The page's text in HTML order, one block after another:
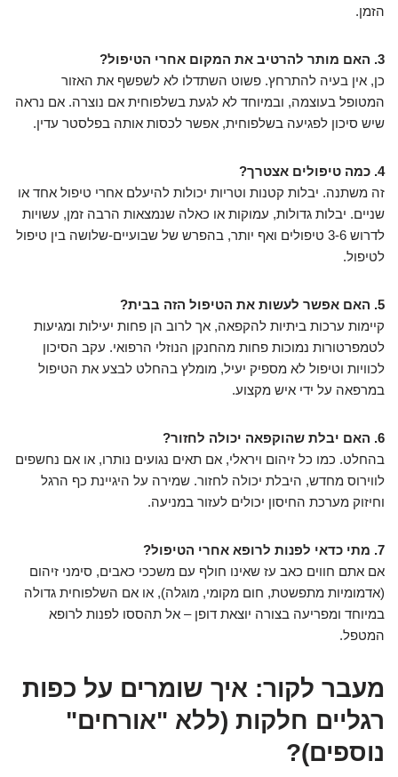
הזמן.
3. האם מותר להרטיב את המקום אחרי הטיפול?
כן, אין בעיה להתרחץ. פשוט השתדלו לא לשפשף את האזור
המטופל בעוצמה, ובמיוחד לא לגעת בשלפוחית אם נוצרה. אם נראה
שיש סיכון לפגיעה בשלפוחית, אפשר לכסות אותה בפלסטר עדין.
4. כמה טיפולים אצטרך?
זה משתנה. יבלות קטנות וטריות יכולות להיעלם אחרי טיפול אחד או
שניים. יבלות גדולות, עמוקות או כאלה שנמצאות הרבה זמן, עשויות
לדרוש 3-6 טיפולים ואף יותר, בהפרש של שבועיים-שלושה בין טיפול
לטיפול.
5. האם אפשר לעשות את הטיפול הזה בבית?
קיימות ערכות ביתיות להקפאה, אך לרוב הן פחות יעילות ומגיעות
לטמפרטורות נמוכות פחות מהחנקן הנוזלי הרפואי. עקב הסיכון
לכוויות וטיפול לא מספיק יעיל, מומלץ בהחלט לבצע את הטיפול
במרפאה על ידי איש מקצוע.
6. האם יבלת שהוקפאה יכולה לחזור?
בהחלט. כמו כל זיהום ויראלי, אם תאים נגועים נותרו, או אם נחשפים
לווירוס מחדש, היבלת יכולה לחזור. שמירה על היגיינת כף הרגל
וחיזוק מערכת החיסון יכולים לעזור במניעה.
7. מתי כדאי לפנות לרופא אחרי הטיפול?
אם אתם חווים כאב עז שאינו חולף עם משככי כאבים, סימני זיהום
(אדמומיות מתפשטת, חום מקומי, מוגלה), או אם השלפוחית גדולה
במיוחד ומפריעה בצורה יוצאת דופן – אל תהססו לפנות לרופא
המטפל.
מעבר לקור: איך שומרים על כפות
רגליים חלקות (ללא "אורחים"
נוספים)?